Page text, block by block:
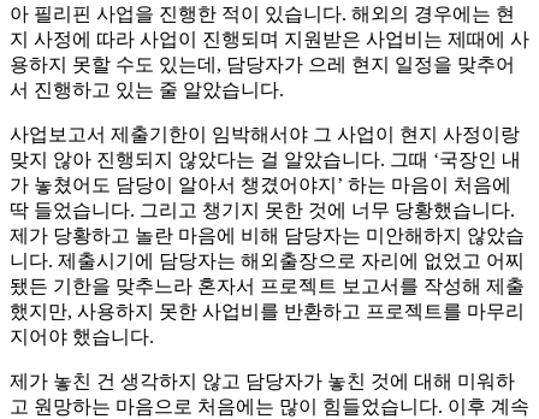
아 필리핀 사업을 진행한 적이 있습니다. 해외의 경우에는 현
지 사정에 따라 사업이 진행되며 지원받은 사업비는 제때에 사
용하지 못할 수도 있는데, 담당자가 으레 현지 일정을 맞추어
서 진행하고 있는 줄 알았습니다.
사업보고서 제출기한이 임박해서야 그 사업이 현지 사정이랑
맞지 않아 진행되지 않았다는 걸 알았습니다. 그때 ‘국장인 내
가 놓쳤어도 담당이 알아서 챙겼어야지’ 하는 마음이 처음에
딱 들었습니다. 그리고 챙기지 못한 것에 너무 당황했습니다.
제가 당황하고 놀란 마음에 비해 담당자는 미안해하지 않았습
니다. 제출시기에 담당자는 해외출장으로 자리에 없었고 어찌
됐든 기한을 맞추느라 혼자서 프로젝트 보고서를 작성해 제출
했지만, 사용하지 못한 사업비를 반환하고 프로젝트를 마무리
지어야 했습니다.
제가 놓친 건 생각하지 않고 담당자가 놓친 것에 대해 미워하
고 원망하는 마음으로 처음에는 많이 힘들었습니다. 이후 계속